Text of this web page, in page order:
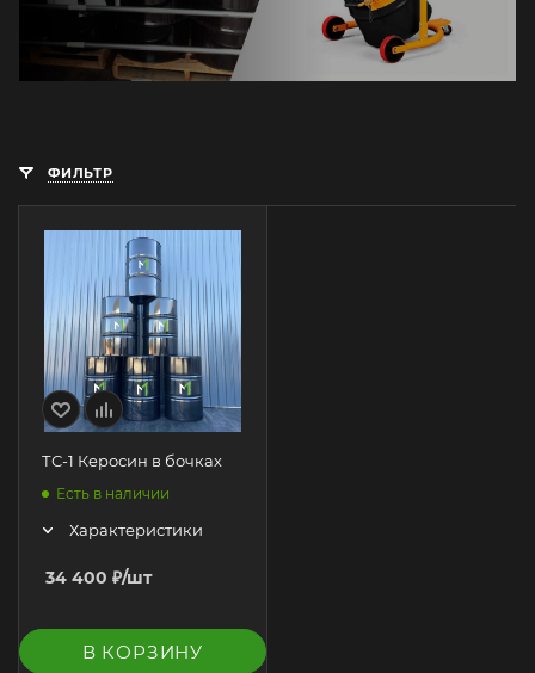
ФИЛЬТР
ТС-1 Керосин в бочках
Есть в наличии
Характеристики
34 400 ₽/шт
В КОРЗИНУ